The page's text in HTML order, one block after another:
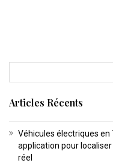
Articles Récents
Véhicules électriques en
application pour
réel